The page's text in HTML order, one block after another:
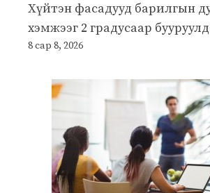
Хүйтэн фасадууд барилгын
хэмжээг 2 градусаар
8 сар 8, 2026